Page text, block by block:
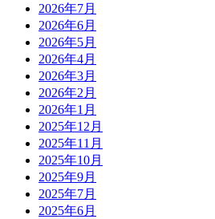
2026年7月
2026年6月
2026年5月
2026年4月
2026年3月
2026年2月
2026年1月
2025年12月
2025年11月
2025年10月
2025年9月
2025年7月
2025年6月